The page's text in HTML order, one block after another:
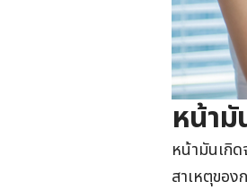
หน้ามั
หน้ามันเกิ
สาเหตุขอ